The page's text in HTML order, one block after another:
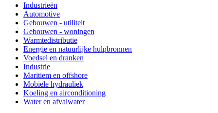
Industrieën
Automotive
Gebouwen - utiliteit
Gebouwen - woningen
Warmtedistributie
Energie en natuurlijke hulpbronnen
Voedsel en dranken
Industrie
Maritiem en offshore
Mobiele hydrauliek
Koeling en airconditioning
Water en afvalwater